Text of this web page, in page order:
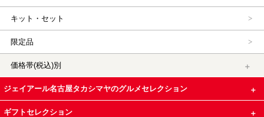
キット・セット
限定品
価格帯(税込)別
ジェイアール名古屋タカシマヤのグルメセレクション
ギフトセレクション